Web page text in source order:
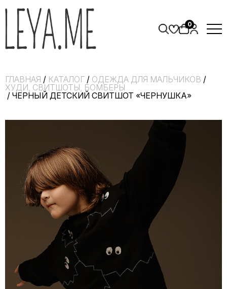
0
ГЛАВНАЯ / КАТАЛОГ / ОДЕЖДА ДЛЯ МАЛЬЧИКОВ /
ХУДИ, СВИТШОТЫ, БОМБЕРЫ
/ ЧЕРНЫЙ ДЕТСКИЙ СВИТШОТ «ЧЕРНУШКА»